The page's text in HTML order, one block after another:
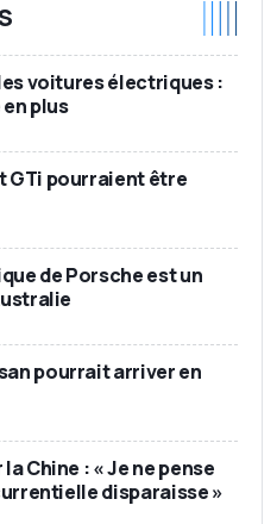
voitures électriques :
plus
GTi pourraient être
de Porsche est un
pourrait arriver en
Chine : « Je ne pense
disparaisse »